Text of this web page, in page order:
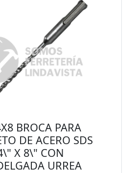
BROCA PARA
DE ACERO SDS
X 8\" CON
URREA